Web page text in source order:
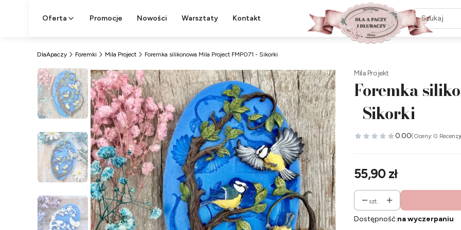
Oferta Promocje Nowości Warsztaty Kontakt
DlaApaczy Foremki Mila Project Foremka silikonowa Mila Project FMP071 - Sikorki
Mila Projekt
Foremka
- Sikorki
0.00(Oceny: 0
Cena
55,90 zł
szt.
Dostępność:na wyczerpaniu